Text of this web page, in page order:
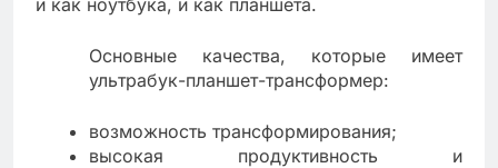
Основные качества, которые имеет
ультрабук-планшет-трансформер:
возможность трансформирования;
высокая продуктивность и